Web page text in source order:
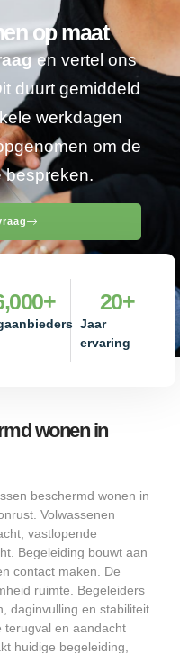
op maat
en vertel ons
duurt gemiddeld
werkdagen
om de
bespreken.
+
Jaar
ervaring
20+
wonen in
beschermd wonen in
Volwassenen
vastlopende
Begeleiding bouwt aan
contact maken. De
ruimte. Begeleiders
daginvulling en stabiliteit.
terugval en aandacht
huidige begeleiding,